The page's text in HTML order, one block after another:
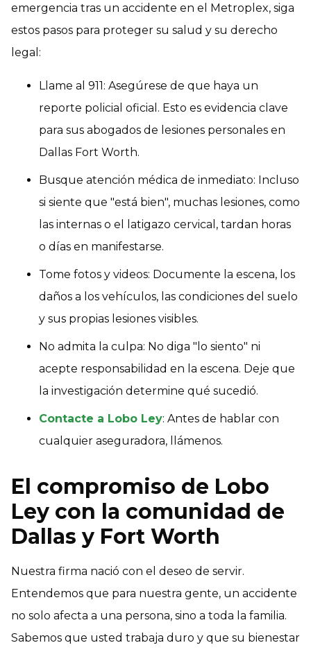
emergencia tras un accidente en el Metroplex, siga
estos pasos para proteger su salud y su derecho
legal:
Llame al 911: Asegúrese de que haya un
reporte policial oficial. Esto es evidencia clave
para sus abogados de lesiones personales en
Dallas Fort Worth.
Busque atención médica de inmediato: Incluso
si siente que "está bien", muchas lesiones, como
las internas o el latigazo cervical, tardan horas
o días en manifestarse.
Tome fotos y videos: Documente la escena, los
daños a los vehículos, las condiciones del suelo
y sus propias lesiones visibles.
No admita la culpa: No diga "lo siento" ni
acepte responsabilidad en la escena. Deje que
la investigación determine qué sucedió.
Contacte a Lobo Ley: Antes de hablar con
cualquier aseguradora, llámenos.
El compromiso de Lobo
Ley con la comunidad de
Dallas y Fort Worth
Nuestra firma nació con el deseo de servir.
Entendemos que para nuestra gente, un accidente
no solo afecta a una persona, sino a toda la familia.
Sabemos que usted trabaja duro y que su bienestar